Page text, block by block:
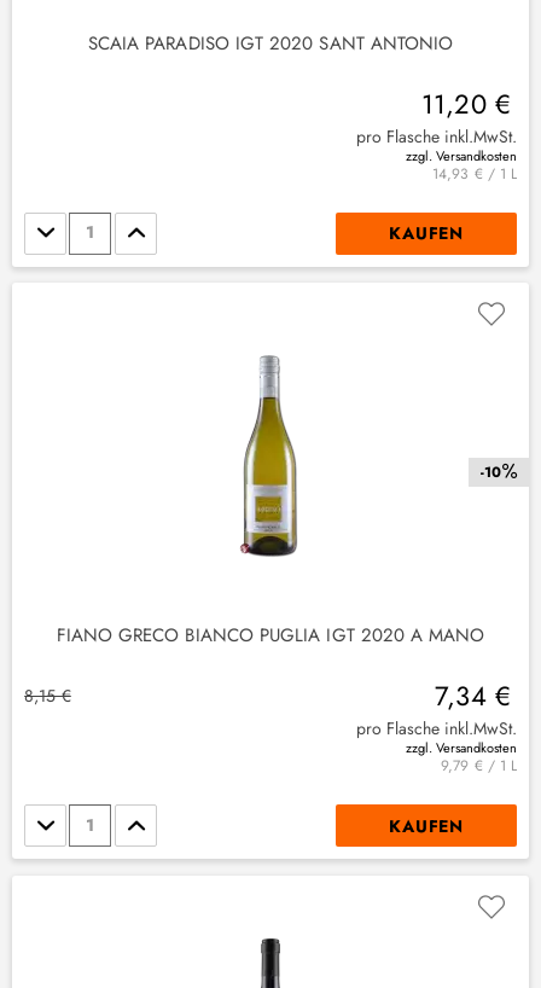
SCAIA PARADISO IGT 2020 SANT ANTONIO
11,20 €
pro Flasche inkl.MwSt.
zzgl. Versandkosten
14,93 € / 1 L
Stückzahl KAUFEN
-10
FIANO GRECO BIANCO PUGLIA IGT 2020 A MANO
7,34 €
8,15 €
pro Flasche inkl.MwSt.
zzgl. Versandkosten
9,79 € / 1 L
Stückzahl KAUFEN